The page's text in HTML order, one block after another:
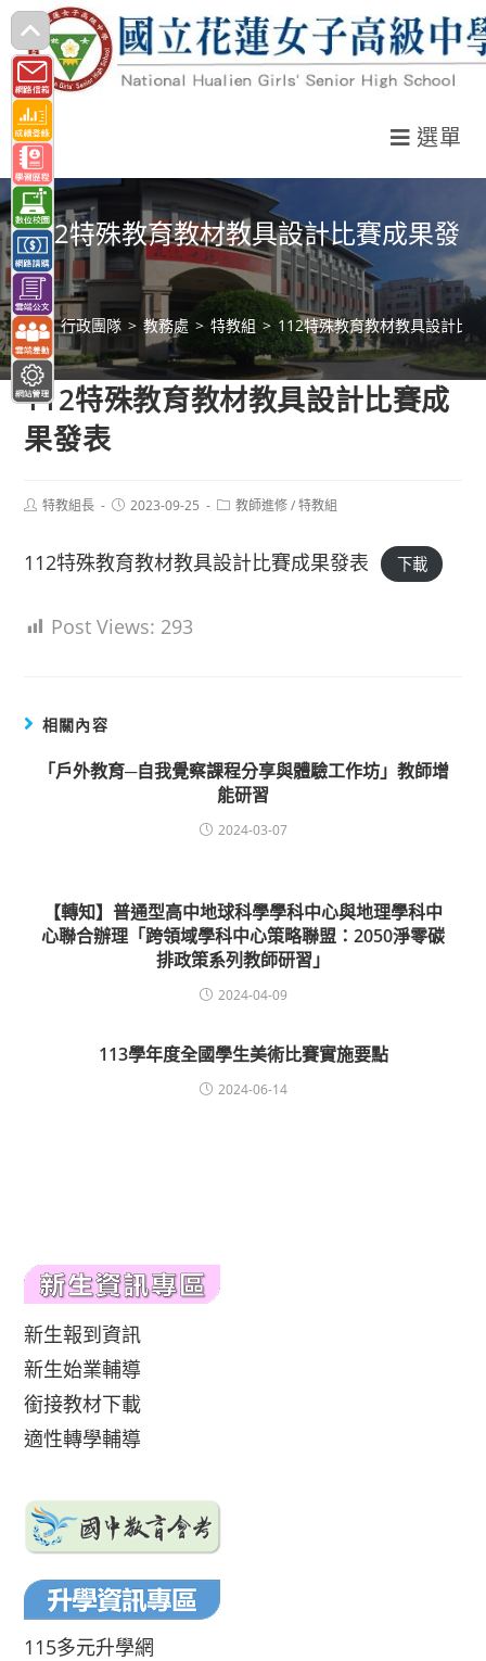
跳
轉
至
主
要
內
容
選單
112特殊教育教材教具設計比賽成果發
表
> 行政團隊 > 教務處 > 特教組 > 112特殊教育教材教具設計比
112特殊教育教材教具設計比賽成
果發表
Post特教組長
Post2023-09-25
Post教師進修 / 特教組
112特殊教育教材教具設計比賽成果發表 下載
Post Views: 293
相關內容
「戶外教育─自我覺察課程分享與體驗工作坊」教師增
能研習
2024-03-07
【轉知】普通型高中地球科學學科中心與地理學科中
心聯合辦理「跨領域學科中心策略聯盟：2050淨零碳
排政策系列教師研習」
2024-04-09
113學年度全國學生美術比賽實施要點
2024-06-14
新生報到資訊
新生始業輔導
銜接教材下載
適性轉學輔導
115多元升學網